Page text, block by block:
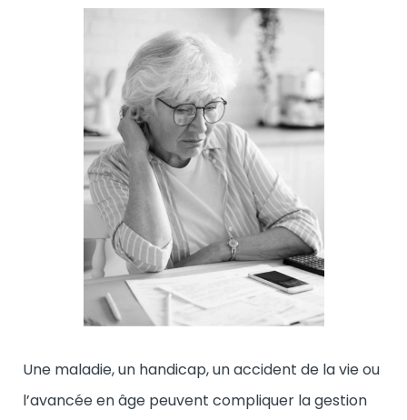
Une maladie, un handicap, un accident de la vie ou
l’avancée en âge peuvent compliquer la gestion